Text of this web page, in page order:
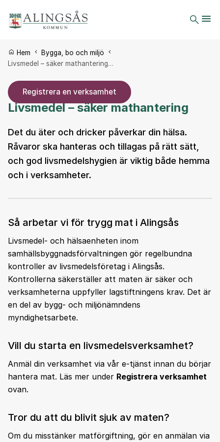
Du är här:
Hem
Bygga, bo och miljö
Livsmedel – säker mathantering…
Registrera en verksamhet
Livsmedel – säker mathantering
Det du äter och dricker påverkar din hälsa.
Råvaror ska hanteras och tillagas på rätt sätt,
och god livsmedelshygien är viktig både hemma
och i verksamheter.
Så arbetar vi för trygg mat i Alingsås
Livsmedel- och hälsaenheten inom
samhällsbyggnadsförvaltningen gör regelbundna
kontroller av livsmedelsföretag i Alingsås.
Kontrollerna säkerställer att maten är säker och
verksamheterna uppfyller lagstiftningens krav. Det är
en del av bygg- och miljönämndens
myndighetsarbete.
Vill du starta en livsmedelsverksamhet?
Anmäl din verksamhet via vår e-tjänst innan du börjar
hantera mat. Läs mer under Registrera verksamhet
ovan.
Tror du att du blivit sjuk av maten?
Om du misstänker matförgiftning, gör en anmälan via